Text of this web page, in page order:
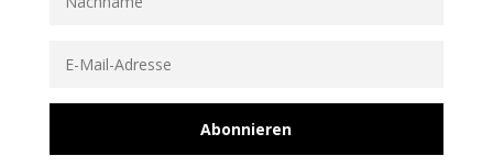
Abonnieren